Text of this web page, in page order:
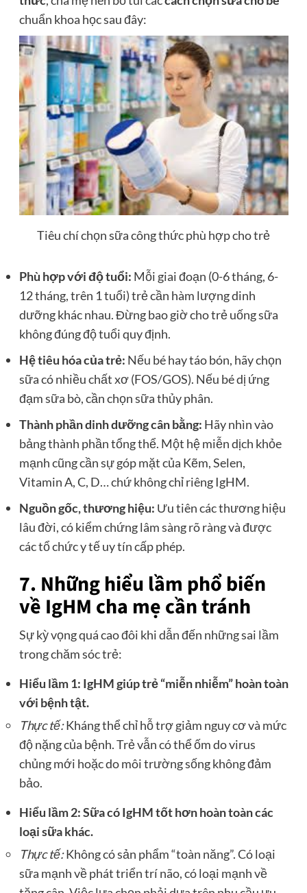
chuẩn khoa học sau đây:
Tiêu chí chọn sữa công thức phù hợp cho trẻ
Phù hợp với độ tuổi: Mỗi giai đoạn (0-6 tháng, 6-
12 tháng, trên 1 tuổi) trẻ cần hàm lượng dinh
dưỡng khác nhau. Đừng bao giờ cho trẻ uống sữa
không đúng độ tuổi quy định.
Hệ tiêu hóa của trẻ: Nếu bé hay táo bón, hãy chọn
sữa có nhiều chất xơ (FOS/GOS). Nếu bé dị ứng
đạm sữa bò, cần chọn sữa thủy phân.
Thành phần dinh dưỡng cân bằng: Hãy nhìn vào
bảng thành phần tổng thể. Một hệ miễn dịch khỏe
mạnh cũng cần sự góp mặt của Kẽm, Selen,
Vitamin A, C, D… chứ không chỉ riêng IgHM.
Nguồn gốc, thương hiệu: Ưu tiên các thương hiệu
lâu đời, có kiểm chứng lâm sàng rõ ràng và được
các tổ chức y tế uy tín cấp phép.
7. Những hiểu lầm phổ biến
về IgHM cha mẹ cần tránh
Sự kỳ vọng quá cao đôi khi dẫn đến những sai lầm
trong chăm sóc trẻ:
Hiểu lầm 1: IgHM giúp trẻ “miễn nhiễm” hoàn toàn
với bệnh tật.
Thực tế:Kháng thể chỉ hỗ trợ giảm nguy cơ và mức
độ nặng của bệnh. Trẻ vẫn có thể ốm do virus
chủng mới hoặc do môi trường sống không đảm
bảo.
Hiểu lầm 2: Sữa có IgHM tốt hơn hoàn toàn các
loại sữa khác.
Thực tế:Không có sản phẩm “toàn năng”. Có loại
sữa mạnh về phát triển trí não, có loại mạnh về